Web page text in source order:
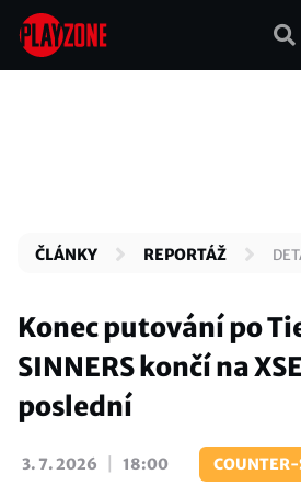
Přejít
hlavnímu
ČLÁNKY REPORTÁŽ
Konec putování po
SINNERS končí na
poslední
3. 7. 2026 18:00 COUNTER-